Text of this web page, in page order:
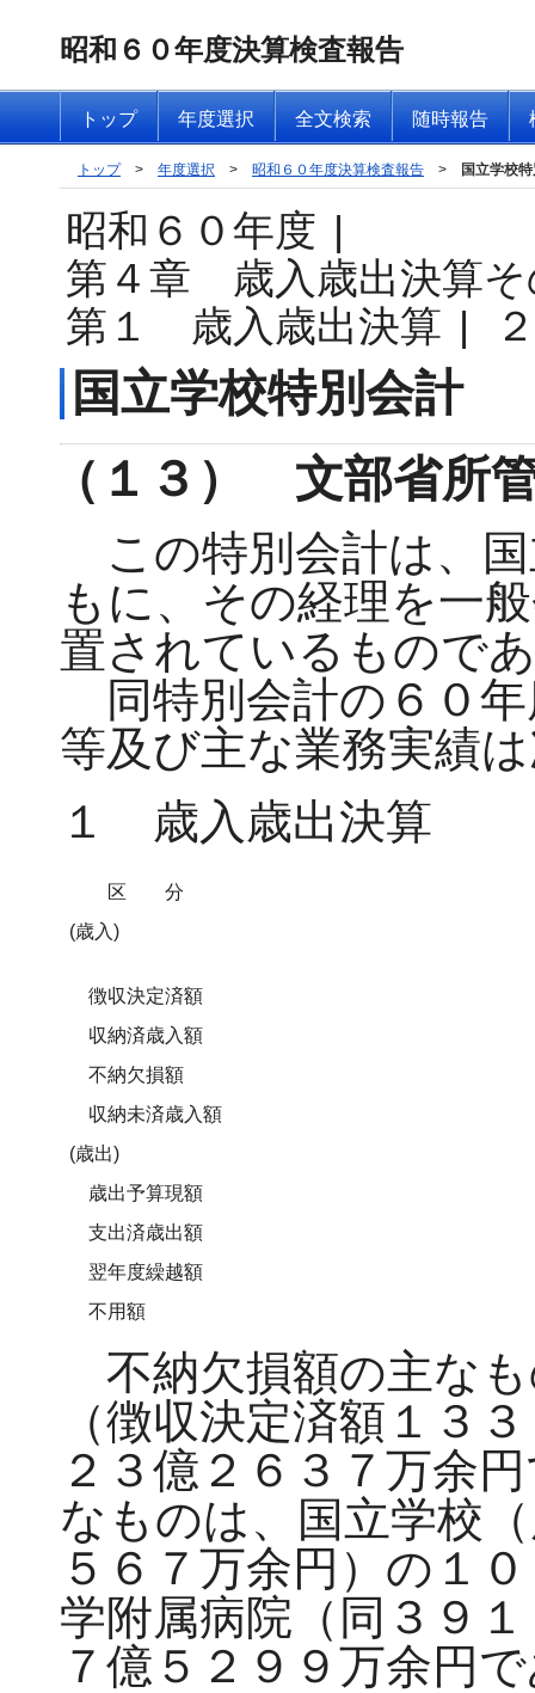
昭和６０年度決算検査報告
トップ 年度選択 全文検索 随時報告
トップ > 年度選択 > 昭和６０年度決算検査報告 > 国立学校
昭和６０年度 |
第４章 歳入歳出決算そ
第１ 歳入歳出決算 |
国立学校特別会計
（１３） 文部省所
この特別会計は、
もに、その経理を一
置されているもので
同特別会計の６０年
等及び主な業務実績
１ 歳入歳出決算
区分
(歳入)
徴収決定済額
収納済歳入額
不納欠損額
収納未済歳入額
(歳出)
歳出予算現額
支出済歳出額
翌年度繰越額
不用額
不納欠損額の主な
（徴収決定済額１３
２３億２６３７万余
なものは、国立学校
５６７万余円）の１
学附属病院（同３９
７億５２９９万余円